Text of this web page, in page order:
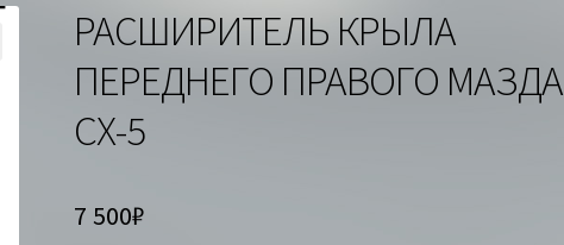
РАСШИРИТЕЛЬ КРЫЛА
ПЕРЕДНЕГО ПРАВОГО МАЗДА
СХ-5
7 500₽